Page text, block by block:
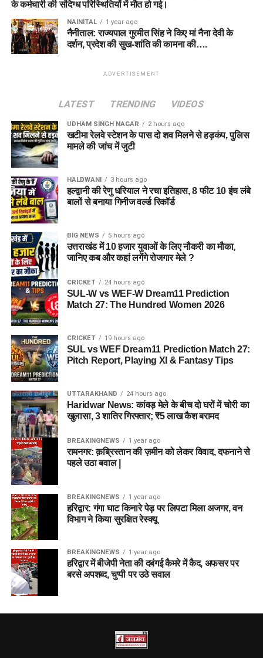
के कर्मचारी की संदिग्ध परिस्थितियों में मौत हो गई।
NAINITAL 1 year ago
नैनीताल: राज्यपाल गुरमीत सिंह ने किए मां नैना देवी के
दर्शन, प्रदेश की सुख-शांति की कामना की….
ADVERTISEMENT
LATEST TRENDING VIDEOS
UDHAM SINGH NAGAR 2 hours ago
खटीमा रेलवे स्टेशन के पास दो शव मिलने से हड़कंप, पुलिस
मामले की जांच में जुटी
HALDWANI 3 hours ago
हल्द्वानी की रेणु धरियाल ने रचा इतिहास, 8 फीट 10 इंच लंबे
बालों से बनाया गिनीज वर्ल्ड रिकॉर्ड
BIG NEWS 5 hours ago
उत्तराखंड में 10 हजार युवाओं के लिए नौकरी का मौका,
जानिए कब और कहां लगेंगे रोजगार मेले ?
CRICKET 24 hours ago
SUL-W vs WEF-W Dream11 Prediction
Match 27: The Hundred Women 2026
CRICKET 19 hours ago
SUL vs WEF Dream11 Prediction Match 27:
Pitch Report, Playing XI & Fantasy Tips
UTTARAKHAND 24 hours ago
Haridwar News: कांवड़ मेले के बीच दो घरों में चोरी का
खुलासा, 3 शातिर गिरफ्तार; ₹5 लाख कैश बरामद
BREAKINGNEWS 1 year ago
रामनगर: क़ब्रिस्तान की ज़मीन को लेकर विवाद, दफनाने से
पहले उठा बवाल |
BREAKINGNEWS 1 year ago
हरिद्वार: गंगा घाट किनारे पेड़ पर लिपटा मिला अजगर, वन
विभाग ने किया सुरक्षित रेस्क्यू
BREAKINGNEWS 1 year ago
हरिद्वार में बीजेपी नेता की दबंगई कैमरे में कैद, अफसर पर
बरसे अपशब्द, चुप्पी पर उठे सवाल